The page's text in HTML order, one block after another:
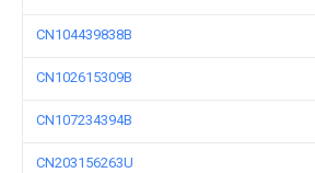
CN104439838B
CN102615309B
CN107234394B
CN203156263U